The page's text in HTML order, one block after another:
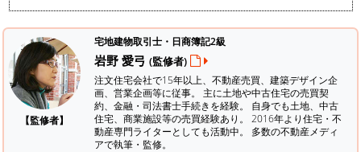
【監修者】
宅地建物取引士・日商簿記2級
岩野 愛弓 (監修者)
注文住宅会社で15年以上、不動産売買、建築デザイン企
画、営業企画等に従事。 主に土地や中古住宅の売買契
約、金融・司法書士手続きを経験。 自身でも土地、中古
住宅、商業施設等の売買経験あり。 2016年より住宅・不
動産専門ライターとしても活動中。 多数の不動産メディ
アで執筆・監修。